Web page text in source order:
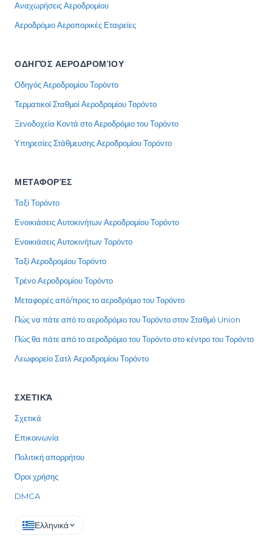
Αναχωρήσεις Αεροδρομίου
Αεροδρόμιο Αεροπορικές Εταιρείες
ΟΔΗΓΌΣ ΑΕΡΟΔΡΟΜΊΟΥ
Οδηγός Αεροδρομίου Τορόντο
Τερματικοί Σταθμοί Αεροδρομίου Τορόντο
Ξενοδοχεία Κοντά στο Αεροδρόμιο του Τορόντο
Υπηρεσίες Στάθμευσης Αεροδρομίου Τορόντο
ΜΕΤΑΦΟΡΈΣ
Ταξί Τορόντο
Ενοικιάσεις Αυτοκινήτων Αεροδρομίου Τορόντο
Ενοικιάσεις Αυτοκινήτων Τορόντο
Ταξί Αεροδρομίου Τορόντο
Τρένο Αεροδρομίου Τορόντο
Μεταφορές από/προς το αεροδρόμιο του Τορόντο
Πώς να πάτε από το αεροδρόμιο του Τορόντο στον Σταθμό Union
Πώς θα πάτε από το αεροδρόμιο του Τορόντο στο κέντρο του Τορόντο
Λεωφορείο Σατλ Αεροδρομίου Τορόντο
ΣΧΕΤΙΚΆ
Σχετικά
Επικοινωνία
Πολιτική απορρήτου
Όροι χρήσης
DMCA
Ελληνικά